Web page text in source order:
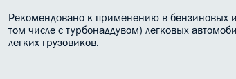
Рекомендовано к применению в бензиновых и
том числе с турбонаддувом) легковых
легких грузовиков.